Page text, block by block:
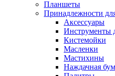
Планшеты
Принадлежности
Аксессуары
Инструменты
Кистемойки
Масленки
Мастихины
Наждачная